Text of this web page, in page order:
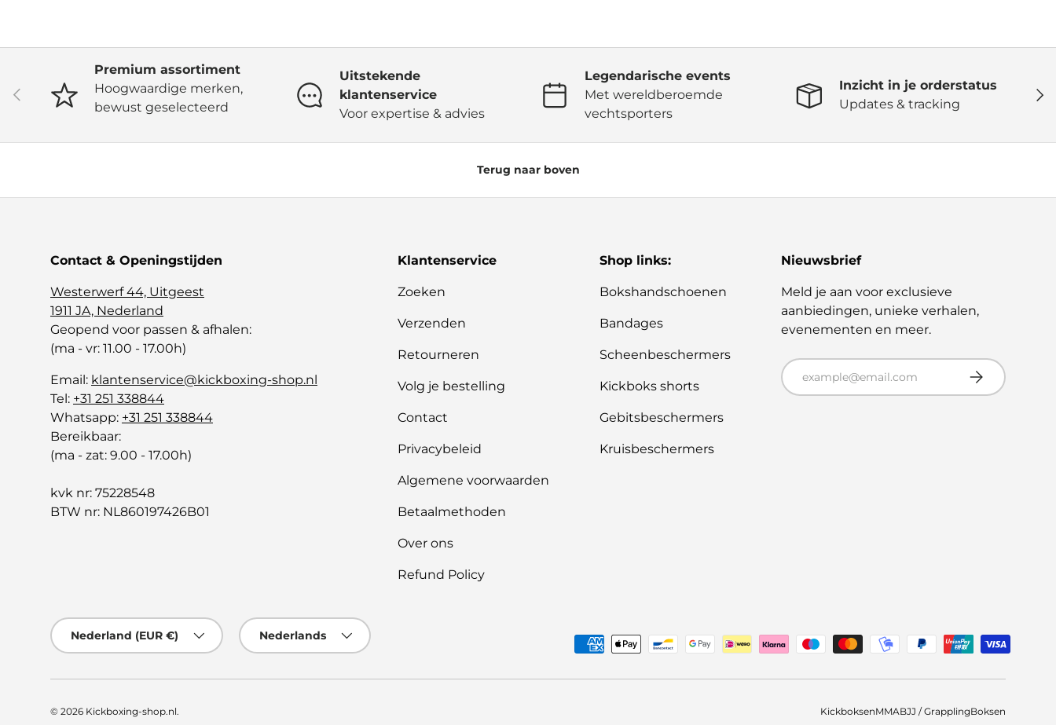
Vorige
Premium assortiment
Hoogwaardige merken,
bewust geselecteerd
Uitstekende
klantenservice
Voor expertise & advies
Legendarische events
Met wereldberoemde
vechtsporters
Inzicht in je orderstatus
Updates & tracking
Terug naar boven
Contact & Openingstijden
Westerwerf 44, Uitgeest
1911 JA, Nederland
Geopend voor passen & afhalen:
(ma - vr: 11.00 - 17.00h)
Email: klantenservice@kickboxing-shop.nl
Tel: +31 251 338844
Whatsapp: +31 251 338844
Bereikbaar:
(ma - zat: 9.00 - 17.00h)
kvk nr: 75228548
BTW nr: NL860197426B01
Klantenservice
Zoeken
Verzenden
Retourneren
Volg je bestelling
Contact
Privacybeleid
Algemene voorwaarden
Betaalmethoden
Over ons
Refund Policy
Shop links:
Bokshandschoenen
Bandages
Scheenbeschermers
Kickboks shorts
Gebitsbeschermers
Kruisbeschermers
Nieuwsbrief
Meld je aan voor exclusieve
aanbiedingen, unieke verhalen,
evenementen en meer.
E-mailadres Abonneer
Geaccepteerde betaalmethoden
Land/Regio
Nederland (EUR €)
Taal
Nederlands
© 2026 Kickboxing-shop.nl. KickboksenMMABJJ / GrapplingBoksen